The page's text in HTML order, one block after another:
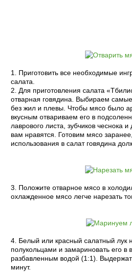
1. Приготовить все необходимые
салата.
2. Для приготовления салата
отварная говядина. Выбираем
без жил и плевы. Чтобы мясо было
вкусным отвариваем его в
лаврового листа, зубчиков чеснока
вам нравятся. Готовим мясо
использования в салат говядина
3. Положите отварное мясо в
охлажденное мясо легче нарезать
4. Белый или красный салатный лук
полукольцами и замариновать его в
разбавленным водой (1:1).
минут.